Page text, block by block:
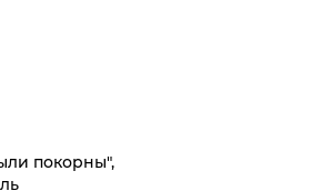
покорны",